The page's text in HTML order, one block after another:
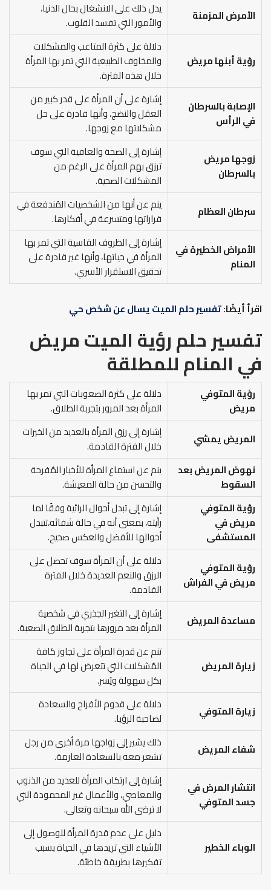
الأمرض المزمنة
يدل ذلك على الانشغال بحال الدنيا،
والأمور التي تفسد القلوب.
رؤية أبنها مريض
دلالة على كثرة المتاعب والمشكلات
والمخاوف الطبيعية التي تمر بها المرأة
خلال هذه الفترة.
الإصابة بالسرطان
في الرأس
إشارة على أن المرأة على قدر كبير من
العقل والنضج، وأنها قادرة على حل
مشكلاتها مع زوجها.
زوجها مريض
بالسرطان
إشارة إلى الصحة والعافية التي سوف
ترزق بهم المرأة على الرغم من
المشكلات الصحية.
سرطان العظام
ينم عن أنها من الشخصيات المُندفعة في
قراراتها ومتسرعة في أفكارها.
الأمراض الخطيرة في
المنام
إشارة إلى الظروف القاسية التي تمر بها
المرأة في حياتها، وأنها غير قادرة على
تحقيق الاستقرار الأسري.
اقرأ أيضًا:تفسير حلم الميت يسال عن شخص حي
تفسير حلم رؤية الميت مريض
في المنامللمطلقة
رؤية المتوفي
مريض
دلالة على كثرة الصعوبات التي تمر بها
المرأة بعد المرور بتجربة الطلاق.
المريض يمشي
إشارة إلى رزق المرأة بالعديد من الخيرات
خلال الفترة القادمة.
نهوض المريض بعد
السقوط
ينم عن استماع المرأة للأخبار المُفرحة
والتحسن من حالة المعيشة.
رؤية المتوفي
مريض في
المستشفى
إشارة إلى تبدل أحوال الرائية وفقًا لما
رأيته، بمعنى أنه في حالة شفائه،تتبدل
أحوالها للأفضل والعكس صحيح.
رؤية المتوفي
مريض في الفراش
دلالة على أن المرأة سوف تحصل على
الرزق والنعم العديدة خلال الفترة
القادمة.
مساعدة المريض
إشارة إلى التغير الجذري في شخصية
المرأة بعد مرورها بتجربة الطلاق الصعبة.
زيارة المريض
تنم عن قدرة المرأة على تجاوز كافة
المُشكلات التي تتعرض لها في الحياة
بكل سهولة ويُسر.
زيارة المتوفي
دلالة على قدوم الأفراح والسعادة
لصاحبة الرؤيا.
شفاء المريض
ذلك يشير إلى زواجها مرة أخرى من رجل
تشعر معه بالسعادة العارمة.
انتشار المرض في
جسد المتوفي
إشارة إلى ارتكاب المرأة للعديد من الذنوب
والمعاصي، والأعمال غير المحمودة التي
لا ترضى الله سبحانه وتعالى.
الوباء الخطير
دليل على عدم قدرة المرأة للوصول إلى
الأشياء التي تريدها في الحياة بسبب
تفكيرها بطريقة خاطئة.